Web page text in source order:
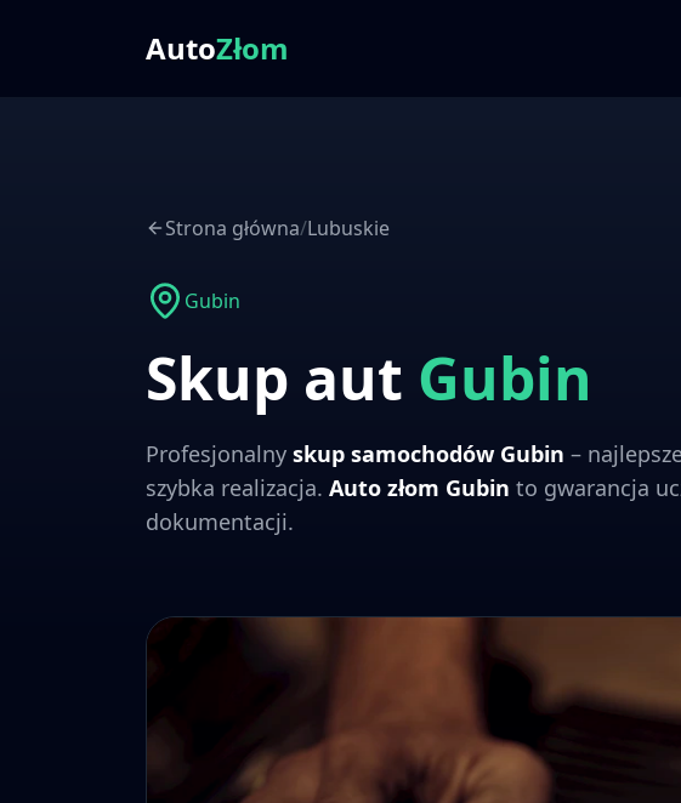
AutoZłom
Strona główna/Lubuskie
Gubin
Skup aut Gubin
Profesjonalny skup samochodów Gubin –
szybka realizacja. Auto złom Gubin to gwarancja
dokumentacji.